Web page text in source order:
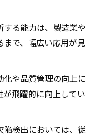
る能力は、製造業や
で、幅広い応用が見
や品質管理の向上に
飛躍的に向上してい
検出においては、従